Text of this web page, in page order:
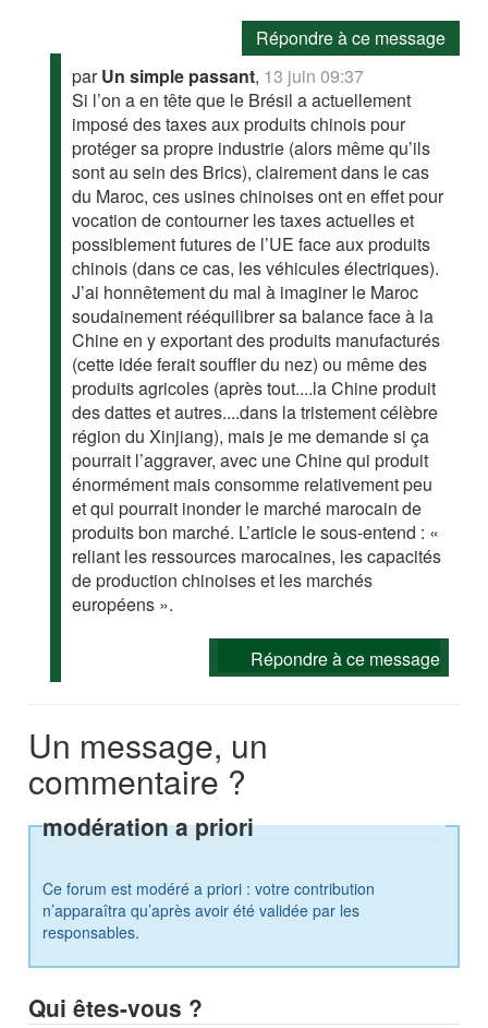
Répondre à ce message
parUn simple passant, 13 juin 09:37
Si l’on a en tête que le Brésil a actuellement
imposé des taxes aux produits chinois pour
protéger sa propre industrie (alors même qu’ils
sont au sein des Brics), clairement dans le cas
du Maroc, ces usines chinoises ont en effet pour
vocation de contourner les taxes actuelles et
possiblement futures de l’UE face aux produits
chinois (dans ce cas, les véhicules électriques).
J’ai honnêtement du mal à imaginer le Maroc
soudainement rééquilibrer sa balance face à la
Chine en y exportant des produits manufacturés
(cette idée ferait souffler du nez) ou même des
produits agricoles (après tout....la Chine produit
des dattes et autres....dans la tristement célèbre
région du Xinjiang), mais je me demande si ça
pourrait l’aggraver, avec une Chine qui produit
énormément mais consomme relativement peu
et qui pourrait inonder le marché marocain de
produits bon marché. L’article le sous-entend : «
reliant les ressources marocaines, les capacités
de production chinoises et les marchés
européens ».
Répondre à ce message
Un message, un
commentaire ?
modération a priori
Ce forum est modéré a priori : votre contribution
n’apparaîtra qu’après avoir été validée par les
responsables.
Qui êtes-vous ?